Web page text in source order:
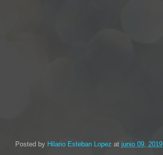
Posted by Hilario Esteban Lopez at junio 09, 2019